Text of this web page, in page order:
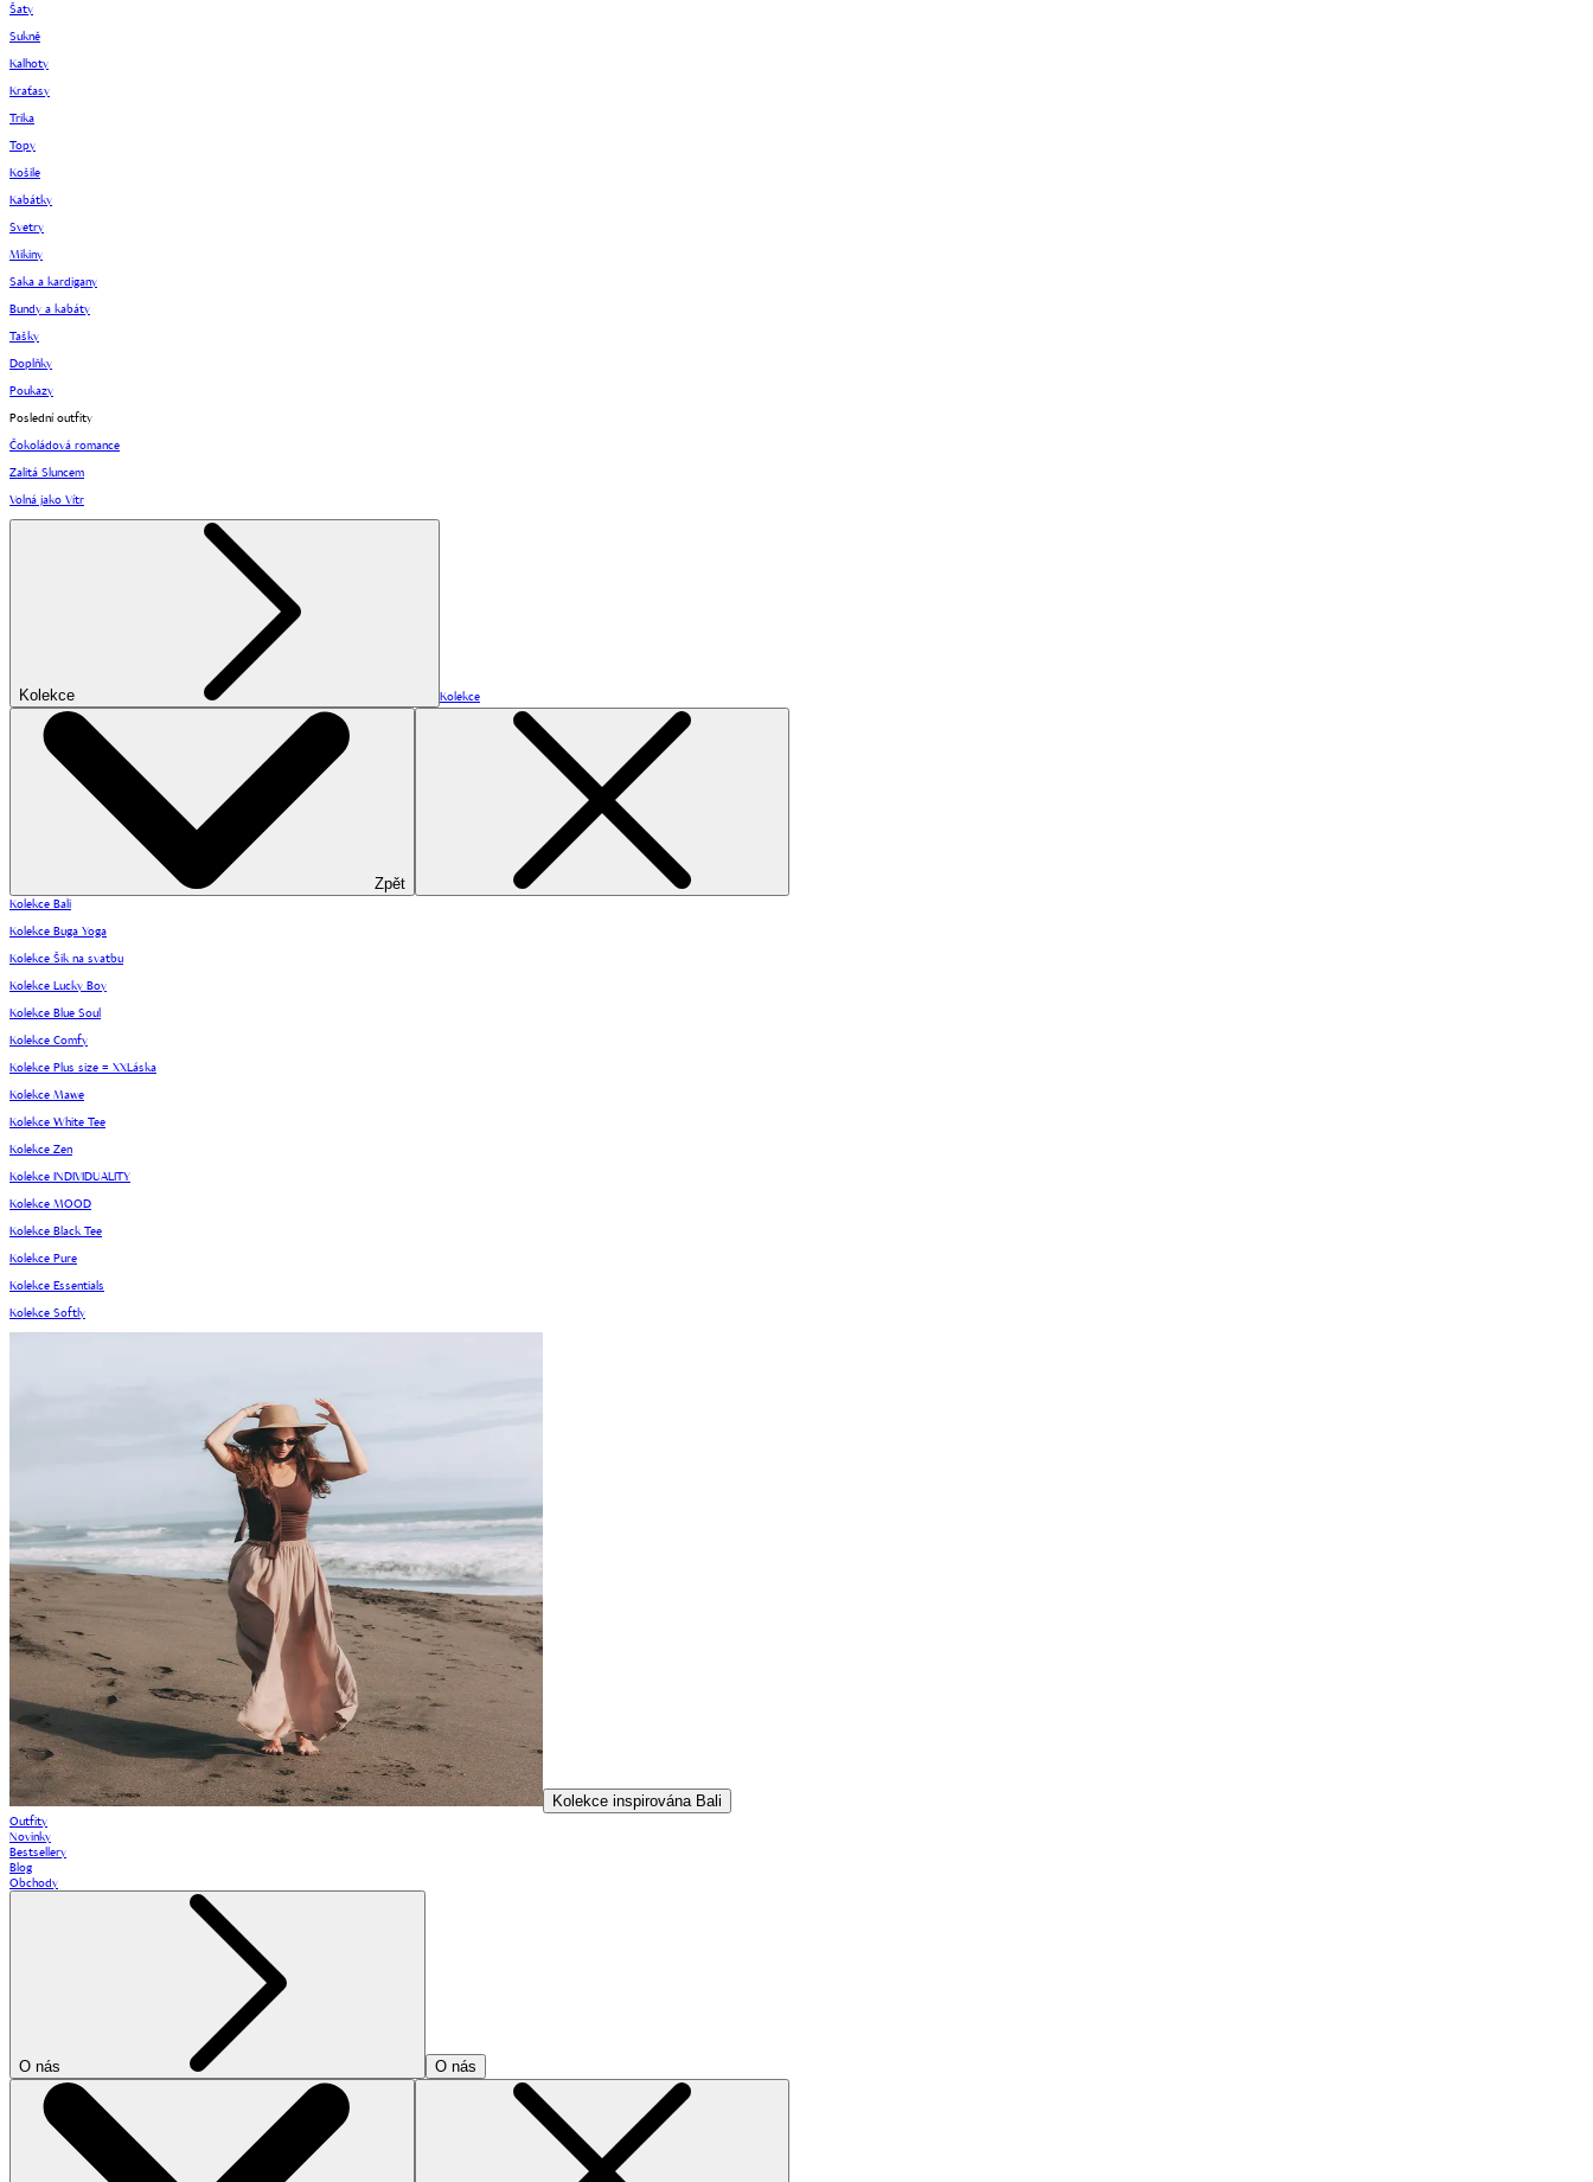
Šaty
Sukně
Kalhoty
Kraťasy
Trika
Topy
Košile
Kabátky
Svetry
Mikiny
Saka a kardigany
Bundy a kabáty
Tašky
Doplňky
Poukazy
Poslední outfity
Čokoládová romance
Zalitá Sluncem
Volná jako Vítr
Kolekce Kolekce
Zpět
Kolekce Bali
Kolekce Buga Yoga
Kolekce Šik na svatbu
Kolekce Lucky Boy
Kolekce Blue Soul
Kolekce Comfy
Kolekce Plus size = XXLáska
Kolekce Mawe
Kolekce White Tee
Kolekce Zen
Kolekce INDIVIDUALITY
Kolekce MOOD
Kolekce Black Tee
Kolekce Pure
Kolekce Essentials
Kolekce Softly
Kolekce inspirována Bali
Outfity
Novinky
Bestsellery
Blog
Obchody
O nás O nás